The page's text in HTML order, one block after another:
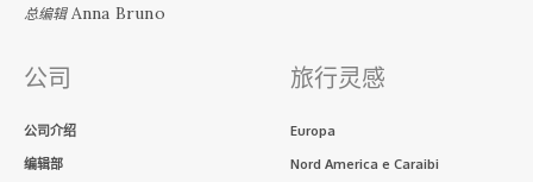
总编辑 Anna Bruno
公司
公司介绍
编辑部
旅行灵感
Europa
Nord America e Caraibi